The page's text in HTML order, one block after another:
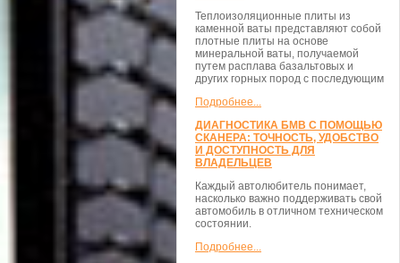
Теплоизоляционные плиты из
каменной ваты представляют собой
плотные плиты на основе
минеральной ваты, получаемой
путем расплава базальтовых и
других горных пород с последующим
Подробнее...
ДИАГНОСТИКА БМВ С ПОМОЩЬЮ
СКАНЕРА: ТОЧНОСТЬ, УДОБСТВО
И ДОСТУПНОСТЬ ДЛЯ
ВЛАДЕЛЬЦЕВ
Каждый автолюбитель понимает,
насколько важно поддерживать свой
автомобиль в отличном техническом
состоянии.
Подробнее...